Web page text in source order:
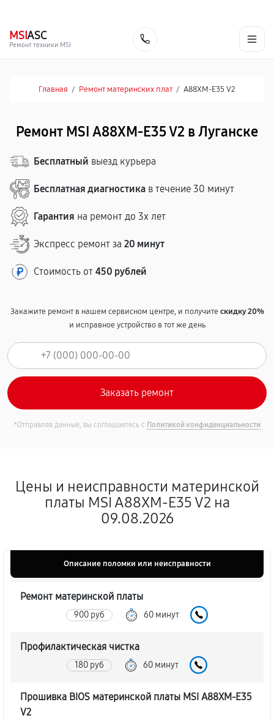
MSIASC
Ремонт техники MSI
Главная / Ремонт материнских плат / A88XM-E35 V2
Ремонт MSI A88XM-E35 V2 в Луганске
Бесплатный выезд курьера
Бесплатная диагностика в течение 30 минут
Гарантия на ремонт до 3х лет
Экспресс ремонт за 20 минут
Стоимость от 450 рублей
Закажите ремонт в нашем сервисном центре, и получитескидку 20%
и исправное устройство в тот же день
*Отправляя данные, вы соглашаетесь с Политикой конфиденциальности
Цены и неисправности материнской
платы MSI A88XM-E35 V2 на
09.08.2026
Описание поломки или неисправности
Ремонт материнской платы
900 руб 60 минут
Профилактическая чистка
180 руб 60 минут
Прошивка BIOS материнской платы MSI A88XM-E35
V2